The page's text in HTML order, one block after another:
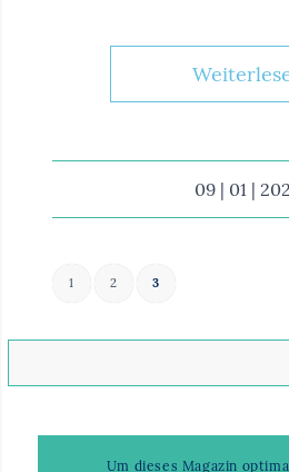
09 | 01 |
1 2 3
Um dieses Magazin